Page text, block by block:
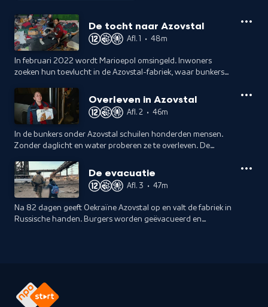
De tocht naar Azovstal
Afl. 1 • 48m
In februari 2022 wordt Marioepol omsingeld. Inwoners
zoeken hun toevlucht in de Azovstal-fabriek, waar bunkers
bombardementen.
Overleven in Azovstal
Afl. 2 • 46m
In de bunkers onder Azovstal schuilen honderden mensen.
Zonder daglicht en water proberen ze te overleven. De
onder de grond is enorm.De evacuatie
Afl. 3 • 47m
Na 82 dagen geeft Oekraïne Azovstal op en valt de fabriek in
Russische handen. Burgers worden geëvacueerd en